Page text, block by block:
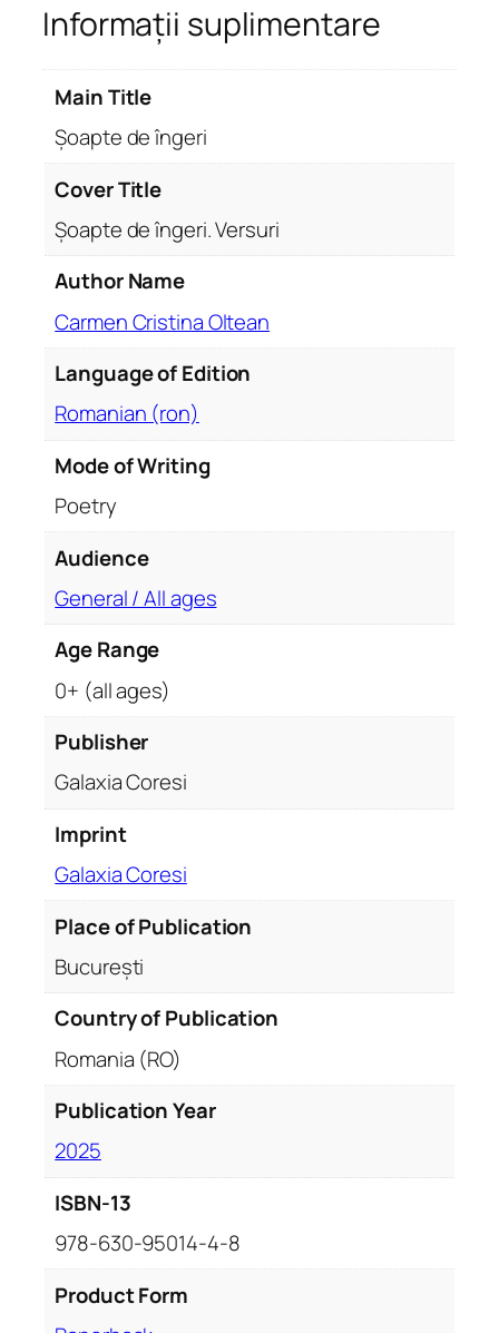
p
t
e
î
Informații suplimentare
Main Title
Șoapte de îngeri
Cover Title
Șoapte de îngeri. Versuri
Author Name
Carmen Cristina Oltean
Language of Edition
Romanian (ron)
Mode of Writing
Poetry
Audience
General / All ages
Age Range
0+ (all ages)
Publisher
Galaxia Coresi
Imprint
Galaxia Coresi
Place of Publication
București
Country of Publication
Romania (RO)
Publication Year
2025
ISBN-13
978-630-95014-4-8
Product Form